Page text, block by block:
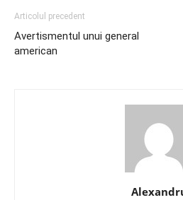
Articolul precedent
Avertismentul unui general
american